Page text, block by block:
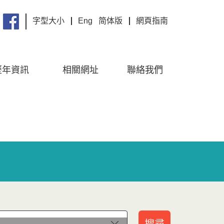
字型大小 Eng 简体版 網頁指南
年資訊 相關網址 聯絡我們